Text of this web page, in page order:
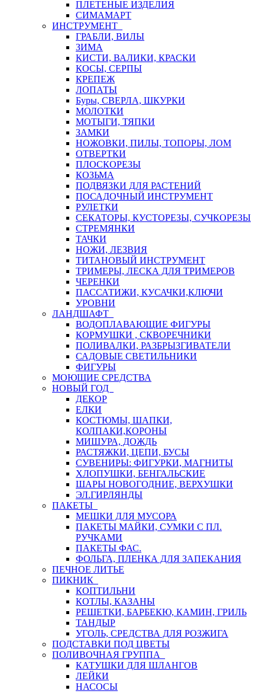
ПЛЕТЕНЫЕ ИЗДЕЛИЯ
СИМАМАРТ
ИНСТРУМЕНТ
ГРАБЛИ, ВИЛЫ
ЗИМА
КИСТИ, ВАЛИКИ, КРАСКИ
КОСЫ, СЕРПЫ
КРЕПЕЖ
ЛОПАТЫ
Буры, СВЕРЛА, ШКУРКИ
МОЛОТКИ
МОТЫГИ, ТЯПКИ
ЗАМКИ
НОЖОВКИ, ПИЛЫ, ТОПОРЫ, ЛОМ
ОТВЕРТКИ
ПЛОСКОРЕЗЫ
КОЗЬМА
ПОДВЯЗКИ ДЛЯ РАСТЕНИЙ
ПОСАДОЧНЫЙ ИНСТРУМЕНТ
РУЛЕТКИ
СЕКАТОРЫ, КУСТОРЕЗЫ, СУЧКОРЕЗЫ
СТРЕМЯНКИ
ТАЧКИ
НОЖИ, ЛЕЗВИЯ
ТИТАНОВЫЙ ИНСТРУМЕНТ
ТРИМЕРЫ, ЛЕСКА ДЛЯ ТРИМЕРОВ
ЧЕРЕНКИ
ПАССАТИЖИ, КУСАЧКИ,КЛЮЧИ
УРОВНИ
ЛАНДШАФТ
ВОДОПЛАВАЮЩИЕ ФИГУРЫ
КОРМУШКИ , СКВОРЕЧНИКИ
ПОЛИВАЛКИ, РАЗБРЫЗГИВАТЕЛИ
САДОВЫЕ СВЕТИЛЬНИКИ
ФИГУРЫ
МОЮЩИЕ СРЕДСТВА
НОВЫЙ ГОД
ДЕКОР
ЕЛКИ
КОСТЮМЫ, ШАПКИ,
КОЛПАКИ,КОРОНЫ
МИШУРА, ДОЖДЬ
РАСТЯЖКИ, ЦЕПИ, БУСЫ
СУВЕНИРЫ: ФИГУРКИ, МАГНИТЫ
ХЛОПУШКИ, БЕНГАЛЬСКИЕ
ШАРЫ НОВОГОДНИЕ, ВЕРХУШКИ
ЭЛ.ГИРЛЯНДЫ
ПАКЕТЫ
МЕШКИ ДЛЯ МУСОРА
ПАКЕТЫ МАЙКИ, СУМКИ С ПЛ.
РУЧКАМИ
ПАКЕТЫ ФАС.
ФОЛЬГА, ПЛЕНКА ДЛЯ ЗАПЕКАНИЯ
ПЕЧНОЕ ЛИТЬЕ
ПИКНИК
КОПТИЛЬНИ
КОТЛЫ, КАЗАНЫ
РЕШЕТКИ, БАРБЕКЮ, КАМИН, ГРИЛЬ
ТАНДЫР
УГОЛЬ, СРЕДСТВА ДЛЯ РОЗЖИГА
ПОДСТАВКИ ПОД ЦВЕТЫ
ПОЛИВОЧНАЯ ГРУППА
КАТУШКИ ДЛЯ ШЛАНГОВ
ЛЕЙКИ
НАСОСЫ